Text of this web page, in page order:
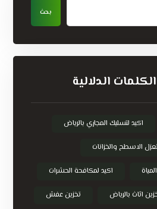
الدلالية
اكيد لتسليك المجاري بالرياض
الاسطح والخزانات
اكيد لمكافحة الحشرات
اثاث بالرياض تخزين عفش